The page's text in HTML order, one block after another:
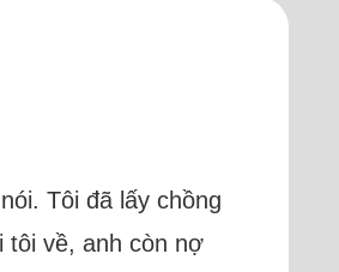
Tôi đã lấy chồng
tôi về, anh còn nợ